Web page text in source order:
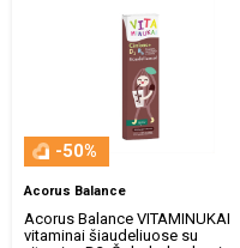
-50%
Acorus Balance
Acorus Balance VITAMINUKAI
vitaminai šiaudeliuose su